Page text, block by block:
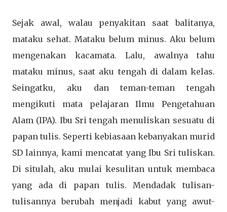
Sejak awal, walau penyakitan saat balitanya,
mataku sehat. Mataku belum minus. Aku belum
mengenakan kacamata. Lalu, awalnya tahu
mataku minus, saat aku tengah di dalam kelas.
Seingatku, aku dan teman-teman tengah
mengikuti mata pelajaran Ilmu Pengetahuan
Alam (IPA). Ibu Sri tengah menuliskan sesuatu di
papan tulis. Seperti kebiasaan kebanyakan murid
SD lainnya, kami mencatat yang Ibu Sri tuliskan.
Di situlah, aku mulai kesulitan untuk membaca
yang ada di papan tulis. Mendadak tulisan-
tulisannya berubah menjadi kabut yang awut-